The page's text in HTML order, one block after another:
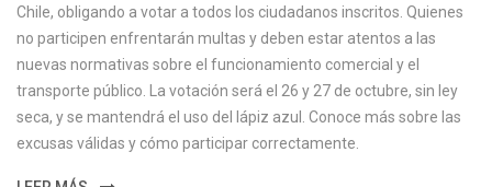
Chile, obligando a votar a todos los ciudadanos inscritos. Quienes
no participen enfrentarán multas y deben estar atentos a las
nuevas normativas sobre el funcionamiento comercial y el
transporte público. La votación será el 26 y 27 de octubre, sin ley
seca, y se mantendrá el uso del lápiz azul. Conoce más sobre las
excusas válidas y cómo participar correctamente.